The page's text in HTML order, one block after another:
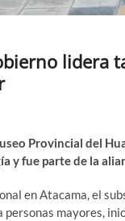
lidera
Provincial del
y fue parte de la
en Atacama, el
mayores,